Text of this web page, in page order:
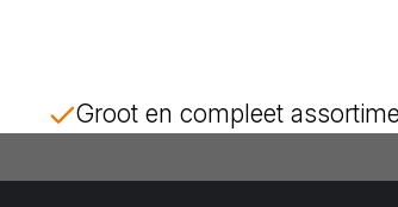
Groot en compleet